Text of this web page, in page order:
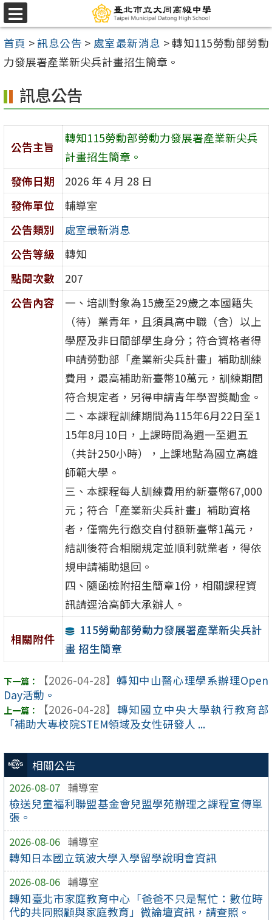
跳
至
主
要
容
區
選
單
首頁 >訊息公告 > 處室最新消息 >轉知115勞動部勞動
力發展署產業新尖兵計畫招生簡章。
相關公告
2026-08-07 輔導室
檢送兒童福利聯盟基金會兒盟學苑辦理之課程宣傳單
張。
2026-08-06 輔導室
轉知日本國立筑波大學入學留學說明會資訊
2026-08-06 輔導室
轉知臺北市家庭教育中心「爸爸不只是幫忙：數位時
代的共同照顧與家庭教育」微論壇資訊，請查照。
訊息公告
公告主旨
轉知115勞動部勞動力發展署產業新尖兵
計畫招生簡章。
發佈日期
2026 年 4 月 28 日
發佈單位
輔導室
公告類別
處室最新消息
公告等級
轉知
點閱次數
207
公告內容
一、培訓對象為15歲至29歲之本國籍失
（待）業青年，且須具高中職（含）以上
學歷及非日間部學生身分；符合資格者得
申請勞動部「產業新尖兵計畫」補助訓練
費用，最高補助新臺幣10萬元，訓練期間
符合規定者，另得申請青年學習獎勵金。
二、本課程訓練期間為115年6月22日至1
15年8月10日，上課時間為週一至週五
（共計250小時），上課地點為國立高雄
師範大學。
三、本課程每人訓練費用約新臺幣67,000
元；符合「產業新尖兵計畫」補助資格
者，僅需先行繳交自付額新臺幣1萬元，
結訓後符合相關規定並順利就業者，得依
規申請補助退回。
四、隨函檢附招生簡章1份，相關課程資
訊請逕洽高師大承辦人。
相關附件
115勞動部勞動力發展署產業新尖兵計
畫 招生簡章
【2026-04-28】 轉知中山醫心理學系辦理Open
Day活動。
【2026-04-28】 轉知國立中央大學執行教育部
「補助大專校院STEM領域及女性研發人 ...